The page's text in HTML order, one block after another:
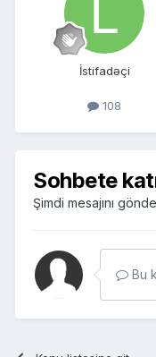
İstifadəçi
108
Sohbete
Şimdi mesajını
Bu